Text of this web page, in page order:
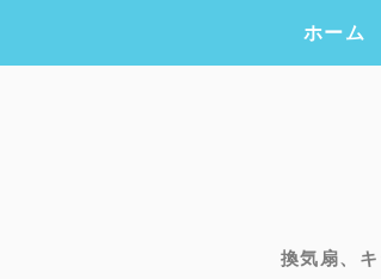
換気扇、
ホーム